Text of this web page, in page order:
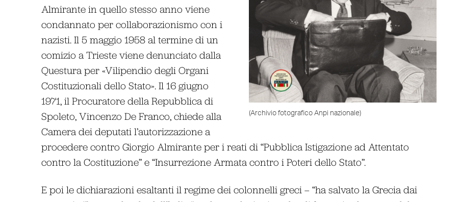
(Archivio fotografico Anpi nazionale)
Almirante in quello stesso anno viene
condannato per collaborazionismo con i
nazisti. Il 5 maggio 1958 al termine di un
comizio a Trieste viene denunciato dalla
Questura per «Vilipendio degli Organi
Costituzionali dello Stato». Il 16 giugno
1971, il Procuratore della Repubblica di
Spoleto, Vincenzo De Franco, chiede alla
Camera dei deputati l’autorizzazione a
procedere contro Giorgio Almirante per i reati di “Pubblica Istigazione ad Attentato
contro la Costituzione” e “Insurrezione Armata contro i Poteri dello Stato”.
E poi le dichiarazioni esaltanti il regime dei colonnelli greci – “ha salvato la Grecia dai